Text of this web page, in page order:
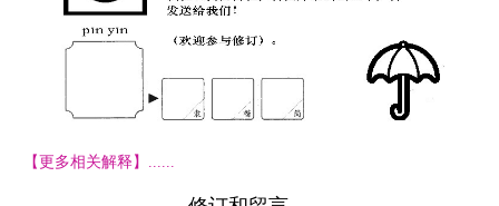
【更多相关解释】......